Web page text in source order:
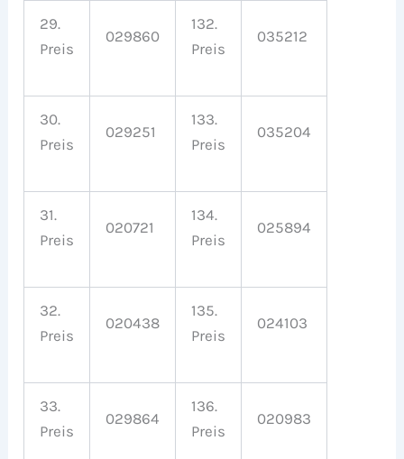
29.
Preis
029860
132.
Preis
035212
30.
Preis
029251
133.
Preis
035204
31.
Preis
020721
134.
Preis
025894
32.
Preis
020438
135.
Preis
024103
33.
Preis
029864
136.
Preis
020983